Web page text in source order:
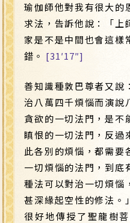
瑜伽師他對我有很大的
求法，告訴他說：「上
家是不是中間也會這樣
錯。 [31′17″]
善知識種敦巴尊者又說
治八萬四千煩惱而演說
貪欲的一切法門，是不
瞋恨的一切法門，反過
此各別的煩惱，都需要
一切煩惱的法門，到底
種法可以對治一切煩惱
甚深緣起空性的修法。
很好地傳授了聖龍樹